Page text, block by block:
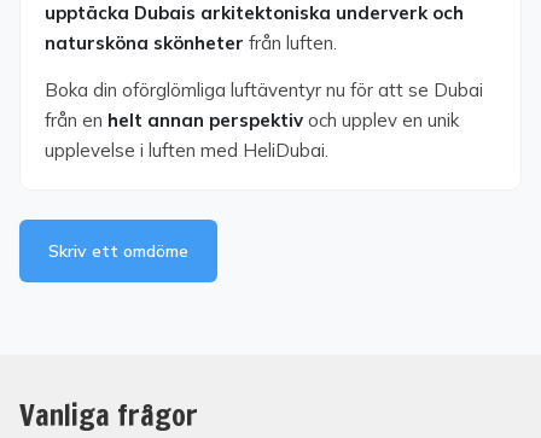
upptäcka Dubais arkitektoniska underverk och
natursköna skönheter från luften.
Boka din oförglömliga luftäventyr nu för att se Dubai
från en helt annan perspektiv och upplev en unik
upplevelse i luften med HeliDubai.
Skriv ett omdöme
Vanliga frågor